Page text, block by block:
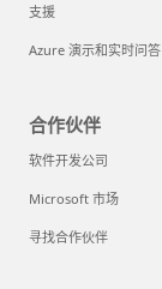
支援
Azure 演示和实时问答
合作伙伴
软件开发公司
Microsoft 市场
寻找合作伙伴